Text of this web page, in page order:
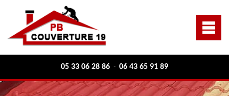
05 33 06 28 86 - 06 43 65 91 89